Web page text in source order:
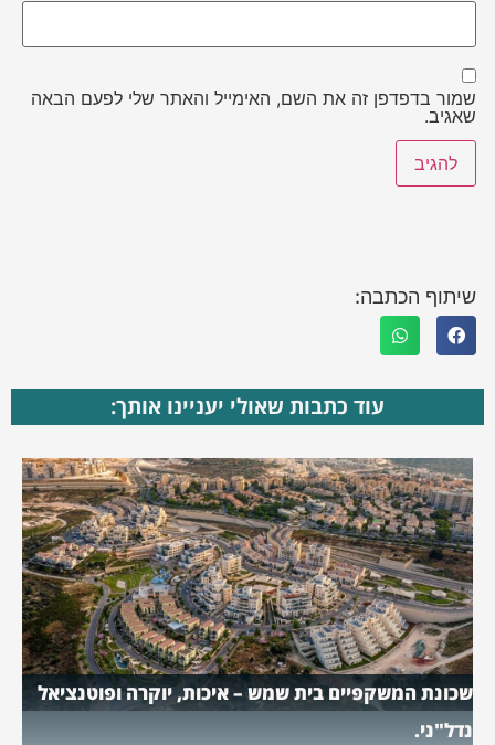
שמור בדפדפן זה את השם, האימייל והאתר שלי לפעם הבאה
שאגיב.
שיתוף הכתבה:
עוד כתבות שאולי יעניינו אותך:
שכונת המשקפיים בית שמש – איכות, יוקרה ופוטנציאל
נדל"ני.